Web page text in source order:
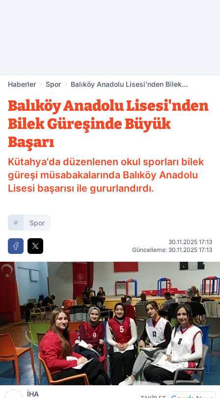
Haberler Spor
Balıköy Anadolu Lisesi'nden Bilek
Balıköy Anadolu Lisesi'nden
Bilek Güreşinde Büyük
Başarı
Kütahya'da düzenlenen okul sporları bilek
güreşi müsabakalarında Balıköy Anadolu
Lisesi başarısı ile gururlandırdı.
Spor
30.11.2025 17:13
Güncelleme: 30.11.2025 17:13
İHA